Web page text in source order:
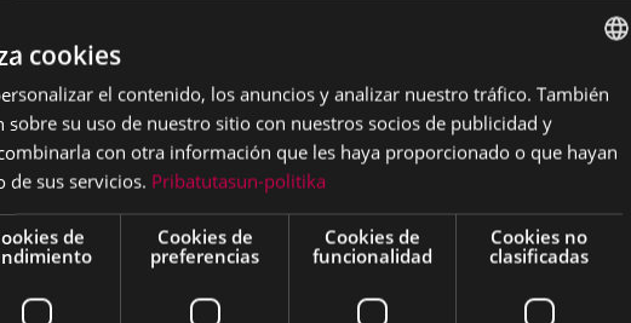
BASQUE
cookies
el contenido, los anuncios y analizar nuestro tráfico. También
su uso de nuestro sitio con nuestros socios de publicidad y
con otra información que les haya proporcionado o que hayan
de sus servicios. Pribatutasun-politika
de
Cookies de
preferencias
Cookies de
funcionalidad
Cookies no
clasificadas